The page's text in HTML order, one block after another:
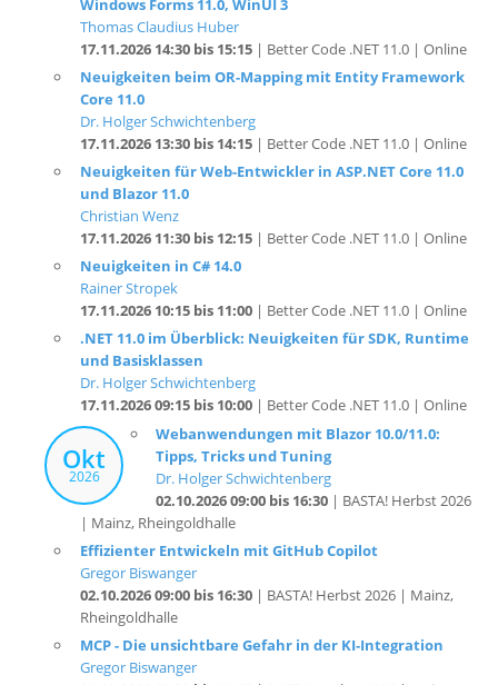
17.11.2026 14:30 bis 15:15| Better Code .NET 11.0 | Online
Neuigkeiten beim OR-Mapping mit Entity Framework
Core 11.0
Dr. Holger Schwichtenberg
17.11.2026 13:30 bis 14:15
Neuigkeiten für Web-Entwickler in ASP.NET Core 11.0
und Blazor 11.0
Christian Wenz
17.11.2026 11:30 bis 12:15
Neuigkeiten in C# 14.0
Rainer Stropek
17.11.2026 10:15 bis 11:00
.NET 11.0 im Überblick: Neuigkeiten für SDK, Runtime
und Basisklassen
Dr. Holger Schwichtenberg
17.11.2026 09:15 bis 10:00
Okt
2026
Webanwendungen mit Blazor 10.0/11.0:
Tipps, Tricks und Tuning
Dr. Holger Schwichtenberg
02.10.2026 09:00 bis 16:30| BASTA! Herbst 2026
| Mainz, Rheingoldhalle
Effizienter Entwickeln mit GitHub Copilot
Gregor Biswanger
02.10.2026 09:00 bis 16:30| BASTA! Herbst 2026 | Mainz,
Rheingoldhalle
MCP - Die unsichtbare Gefahr in der KI-Integration
Gregor Biswanger
01.10.2026 10:30 bis 11:30| BASTA! Herbst 2026 | Mainz,
Rheingoldhalle